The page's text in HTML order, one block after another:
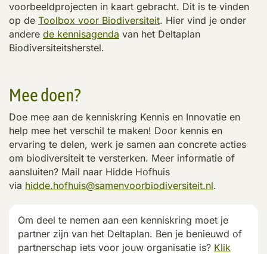
voorbeeldprojecten in kaart gebracht. Dit is te vinden
op de Toolbox voor Biodiversiteit. Hier vind je onder
andere de kennisagenda van het Deltaplan
Biodiversiteitsherstel.
Mee doen?
Doe mee aan de kenniskring Kennis en Innovatie en
help mee het verschil te maken! Door kennis en
ervaring te delen, werk je samen aan concrete acties
om biodiversiteit te versterken. Meer informatie of
aansluiten? Mail naar Hidde Hofhuis
via hidde.hofhuis@samenvoorbiodiversiteit.nl.
Om deel te nemen aan een kenniskring moet je
partner zijn van het Deltaplan. Ben je benieuwd of
partnerschap iets voor jouw organisatie is? Klik